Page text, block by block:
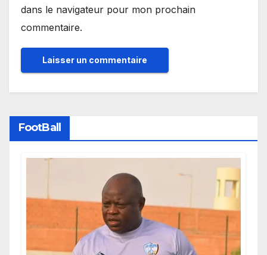
dans le navigateur pour mon prochain
commentaire.
FootBall